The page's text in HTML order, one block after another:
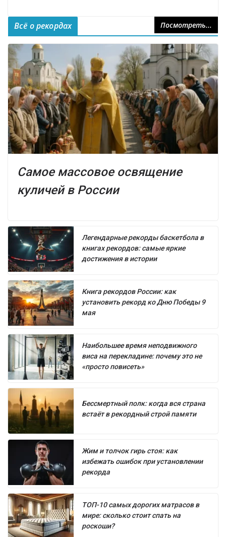
Всё о рекордах Посмотреть...
Самое массовое освящение
куличей в России
Легендарные рекорды баскетбола в
книгах рекордов: самые яркие
достижения в истории
Книга рекордов России: как
установить рекорд ко Дню Победы 9
мая
Наибольшее время неподвижного
виса на перекладине: почему это не
«просто повисеть»
Бессмертный полк: когда вся страна
встаёт в рекордный строй памяти
Жим и толчок гирь стоя: как
избежать ошибок при установлении
рекорда
ТОП-10 самых дорогих матрасов в
мире: сколько стоит спать на
роскоши?